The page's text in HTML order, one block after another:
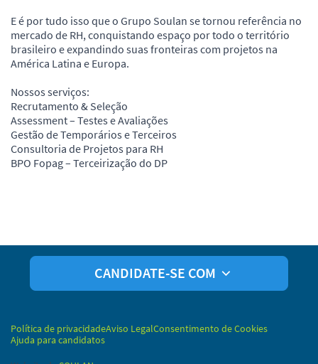
E é por tudo isso que o Grupo Soulan se tornou referência no
mercado de RH, conquistando espaço por todo o território
brasileiro e expandindo suas fronteiras com projetos na
América Latina e Europa.
Nossos serviços:
Recrutamento & Seleção
Assessment – Testes e Avaliações
Gestão de Temporários e Terceiros
Consultoria de Projetos para RH
BPO Fopag – Terceirização do DP
CANDIDATE-SE COM
Política de privacidadeAviso LegalConsentimento de Cookies
Ajuda para candidatos